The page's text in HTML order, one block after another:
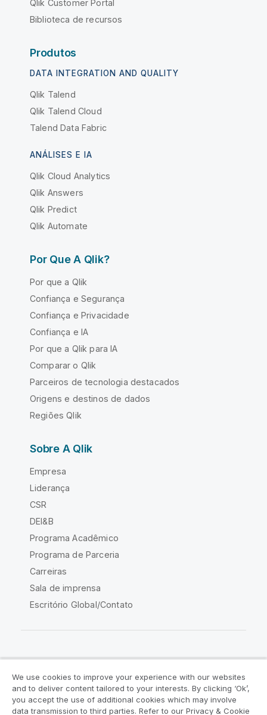
Qlik Customer Portal
Biblioteca de recursos
Produtos
DATA INTEGRATION AND QUALITY
Qlik Talend
Qlik Talend Cloud
Talend Data Fabric
ANÁLISES E IA
Qlik Cloud Analytics
Qlik Answers
Qlik Predict
Qlik Automate
Por Que A Qlik?
Por que a Qlik
Confiança e Segurança
Confiança e Privacidade
Confiança e IA
Por que a Qlik para IA
Comparar o Qlik
Parceiros de tecnologia destacados
Origens e destinos de dados
Regiões Qlik
Sobre A Qlik
Empresa
Liderança
CSR
DEI&B
Programa Acadêmico
Programa de Parceria
Carreiras
Sala de imprensa
Escritório Global/Contato
Acordos legais
Termos do produto
We use cookies to improve your experience with our websites
and to deliver content tailored to your interests. By clicking ‘Ok’,
you accept the use of additional cookies which may involve
data transmission to third parties. Refer to our Privacy & Cookie